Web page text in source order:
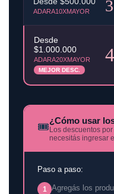
ADARA10XMAYOR
Desde
$1.000.000
ADARA20XMAYOR
MEJOR DESC.
🎟️¿Cómo usar
Los descuentos
necesitás ingresar
Paso a paso:
1
Agregás los